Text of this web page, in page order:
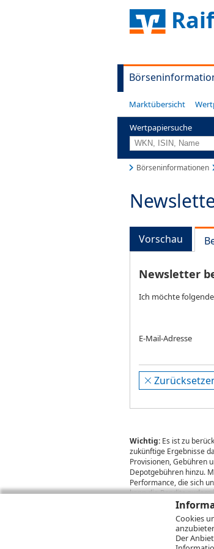
Cookies
Der
Marktübersicht
Wertpapiersuche
Börseninformationen
Vorschau
Newsletter
Ich möchte
E-Mail-Adresse
Wichtig: Es ist zu
zukünftige Ergebnisse
Provisionen, Gebühren
Depotgebühren hinzu.
Performance, die sich
kann die Rendite
DZ BANK AG
2026 Infront Financial